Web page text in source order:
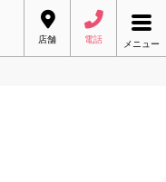
店舗 電話 メニュー